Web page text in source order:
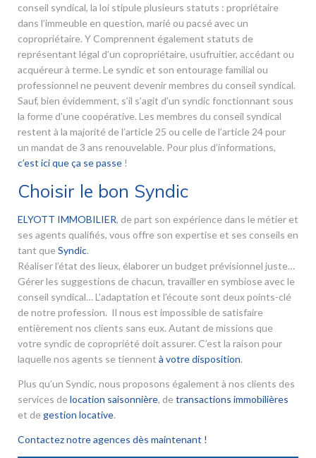
conseil syndical, la loi stipule plusieurs statuts : propriétaire
dans l’immeuble en question, marié ou pacsé avec un
copropriétaire. Y Comprennent également statuts de
représentant légal d’un copropriétaire, usufruitier, accédant ou
acquéreur à terme. Le syndic et son entourage familial ou
professionnel ne peuvent devenir membres du conseil syndical.
Sauf, bien évidemment, s’il s’agit d’un syndic fonctionnant sous
la forme d’une coopérative. Les membres du conseil syndical
restent à la majorité de l’article 25 ou celle de l’article 24 pour
un mandat de 3 ans renouvelable. Pour plus d’informations,
c’est ici que ça se passe !
Choisir le bon Syndic
ELYOTT IMMOBILIER, de part son expérience dans le métier et
ses agents qualifiés, vous offre son expertise et ses conseils en
tant que Syndic.
Réaliser l’état des lieux, élaborer un budget prévisionnel juste…
Gérer les suggestions de chacun, travailler en symbiose avec le
conseil syndical… L’adaptation et l’écoute sont deux points-clé
de notre profession. Il nous est impossible de satisfaire
entièrement nos clients sans eux. Autant de missions que
votre syndic de copropriété doit assurer. C’est la raison pour
laquelle nos agents se tiennent à votre disposition.
Plus qu’un Syndic, nous proposons également à nos clients des
services de location saisonnière, de transactions immobilières
et de gestion locative.
Contactez notre agences dès maintenant !